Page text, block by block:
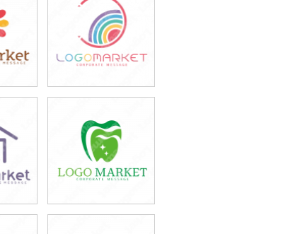
)
49,800円
(税込54,780円)